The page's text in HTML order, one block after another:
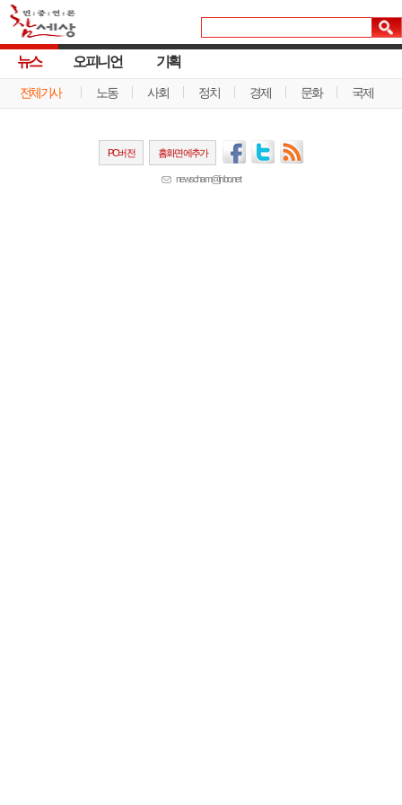
뉴스
전체기사 노동 사회 정치 경제 문화 국제
오피니언 기획
PC버전 홈화면에추가
newscham@jinbo.net